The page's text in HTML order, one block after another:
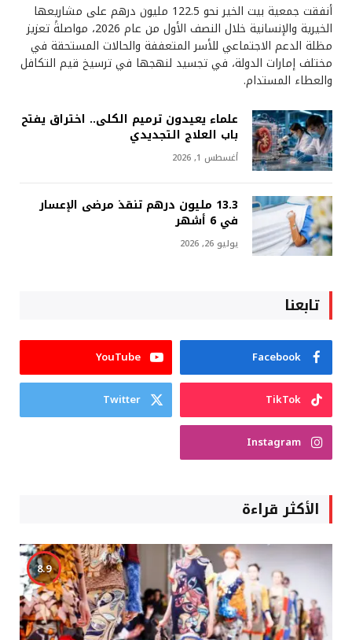
أنفقت جمعية بيت الخير نحو 122.5 مليون درهم على مشاريعها
الخيرية والإنسانية خلال النصف الأول من عام 2026، مواصلةً تعزيز
مظلة الدعم الاجتماعي للأسر المتعففة والحالات المستحقة في
مختلف إمارات الدولة، في تجسيد لنهجها في ترسيخ قيم التكافل
والعطاء المستدام.
علماء يعيدون ترميم الكلى.. اختراق يفتح
باب العلاج التجديدي
أغسطس 1, 2026
13.3 مليون درهم تنقذ مرضى الإعسار
في 6 أشهر
يوليو 26, 2026
تابعنا
Facebook
YouTube
TikTok
Twitter
Instagram
الأكثر قراءة
8.9